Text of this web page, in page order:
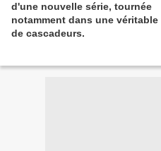
d'une nouvelle série, tournée
notamment dans une véritable
de cascadeurs.